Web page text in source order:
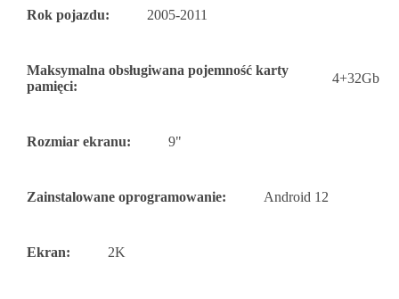
Rok pojazdu: 2005-2011
Maksymalna obsługiwana pojemność karty
pamięci:
4+32Gb
Rozmiar ekranu: 9"
Zainstalowane oprogramowanie: Android 12
Ekran: 2K